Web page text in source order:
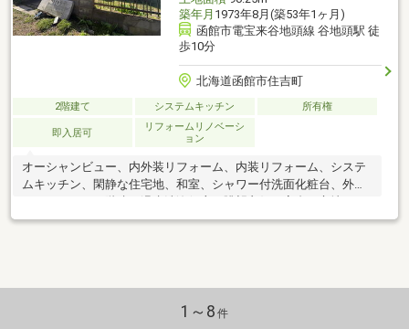
築年月 1973年8月(築53年1ヶ月)
函館市電宝来谷地頭線 谷地頭駅 徒
歩10分
北海道函館市住吉町
2階建て システムキッチン 所有権
即入居可
リフォームリノベーシ
ョン
オーシャンビュー、内外装リフォーム、内装リフォーム、システ
ムキッチン、閑静な住宅地、和室、シャワー付洗面化粧台、外装
1～8 件